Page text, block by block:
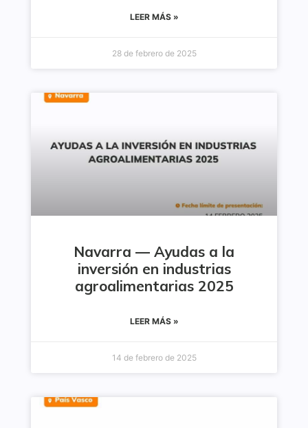
LEER MÁS »
28 de febrero de 2025
Navarra — Ayudas a la
inversión en industrias
agroalimentarias 2025
LEER MÁS »
14 de febrero de 2025